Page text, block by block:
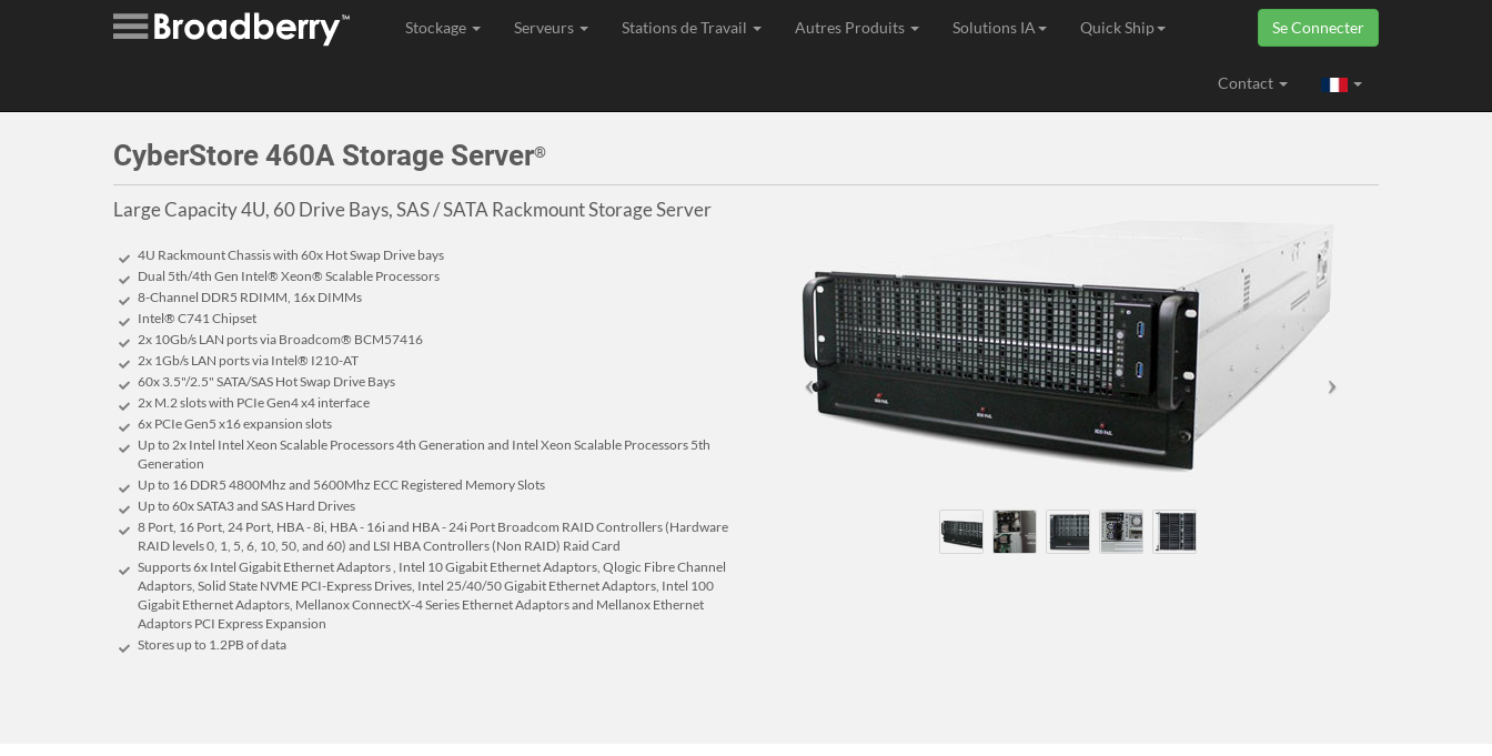
Stockage Serveurs Stations de Travail Autres Produits Solutions IA Quick Ship Se Connecter
Contact
CyberStore 460A Storage Server®
Large Capacity 4U, 60 Drive Bays, SAS / SATA Rackmount Storage Server
4U Rackmount Chassis with 60x Hot Swap Drive bays
Dual 5th/4th Gen Intel® Xeon® Scalable Processors
8-Channel DDR5 RDIMM, 16x DIMMs
Intel® C741 Chipset
2x 10Gb/s LAN ports via Broadcom® BCM57416
2x 1Gb/s LAN ports via Intel® I210-AT
60x 3.5"/2.5" SATA/SAS Hot Swap Drive Bays
2x M.2 slots with PCIe Gen4 x4 interface
6x PCIe Gen5 x16 expansion slots
Up to 2x Intel Intel Xeon Scalable Processors 4th Generation and Intel Xeon Scalable Processors 5th
Generation
Up to 16 DDR5 4800Mhz and 5600Mhz ECC Registered Memory Slots
Up to 60x SATA3 and SAS Hard Drives
8 Port, 16 Port, 24 Port, HBA - 8i, HBA - 16i and HBA - 24i Port Broadcom RAID Controllers (Hardware
RAID levels 0, 1, 5, 6, 10, 50, and 60) and LSI HBA Controllers (Non RAID) Raid Card
Supports 6x Intel Gigabit Ethernet Adaptors , Intel 10 Gigabit Ethernet Adaptors, Qlogic Fibre Channel
Adaptors, Solid State NVME PCI-Express Drives, Intel 25/40/50 Gigabit Ethernet Adaptors, Intel 100
Gigabit Ethernet Adaptors, Mellanox ConnectX-4 Series Ethernet Adaptors and Mellanox Ethernet
Adaptors PCI Express Expansion
Stores up to 1.2PB of data